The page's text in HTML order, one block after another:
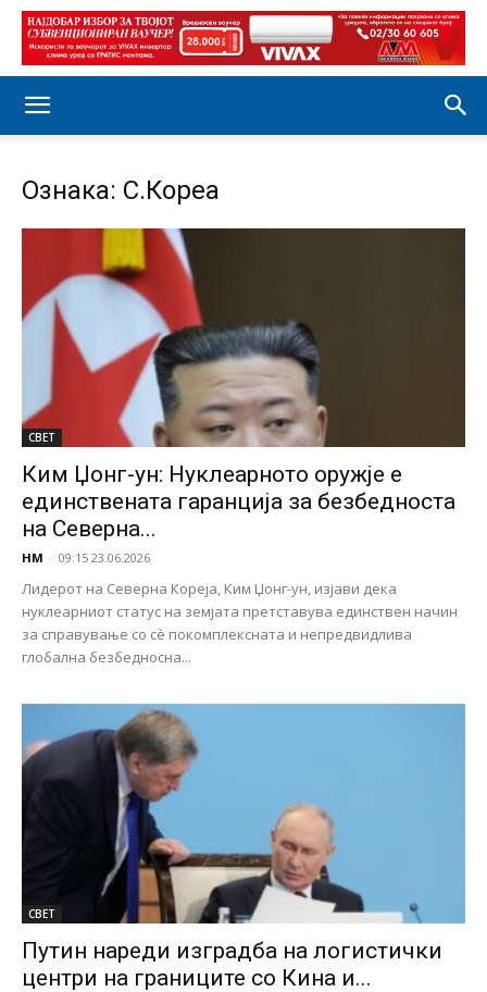
Ознака: С.Кореа
СВЕТ
Ким Џонг-ун: Нуклеарното оружје е
единствената гаранција за безбедноста
на Северна...
НМ - 09:15 23.06.2026
Лидерот на Северна Кореја, Ким Џонг-ун, изјави дека
нуклеарниот статус на земјата претставува единствен начин
за справување со сè покомплексната и непредвидлива
глобална безбедносна...
СВЕТ
Путин нареди изградба на логистички
центри на границите со Кина и...